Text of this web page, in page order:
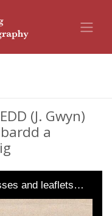
(J. Gwyn)
a
and leaflets…